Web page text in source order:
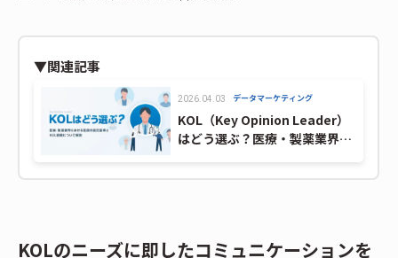
▼関連記事
2026.04.03 データマーケティング
KOL（Key Opinion Leader）
はどう選ぶ？医療・製薬業界に
略について解説
KOLのニーズに即したコミュニケーションを